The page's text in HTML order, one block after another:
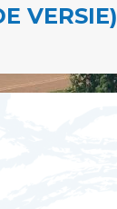
VERSIE)